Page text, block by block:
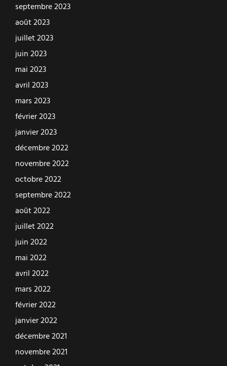
septembre 2023
août 2023
juillet 2023
juin 2023
mai 2023
avril 2023
mars 2023
février 2023
janvier 2023
décembre 2022
novembre 2022
octobre 2022
septembre 2022
août 2022
juillet 2022
juin 2022
mai 2022
avril 2022
mars 2022
février 2022
janvier 2022
décembre 2021
novembre 2021